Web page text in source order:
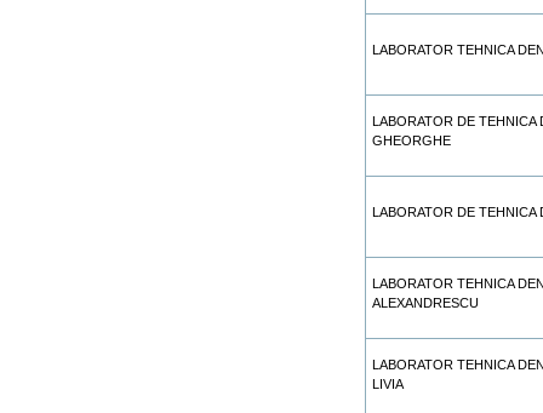
LABORATOR TEHNICA
LABORATOR DE
GHEORGHE
LABORATOR DE
LABORATOR TEHNICA
ALEXANDRESCU
LABORATOR TEHNICA
LIVIA